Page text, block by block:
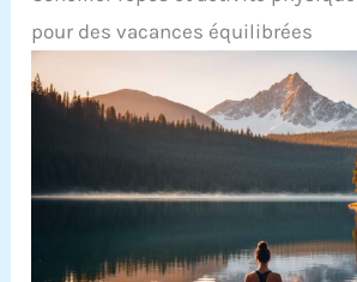
pour des vacances équilibrées